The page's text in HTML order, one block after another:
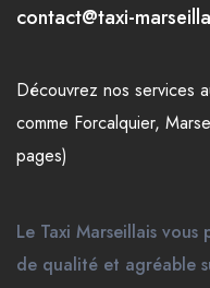
contact@taxi-
Découvrez nos services
comme Forcalquier,
pages)
Le Taxi Marseillais
de qualité et agréable